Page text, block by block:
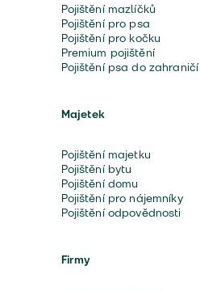
Pojištění mazlíčků
Pojištění pro psa
Pojištění pro kočku
Premium pojištění
Pojištění psa do zahraničí
Majetek
Pojištění majetku
Pojištění bytu
Pojištění domu
Pojištění pro nájemníky
Pojištění odpovědnosti
Firmy